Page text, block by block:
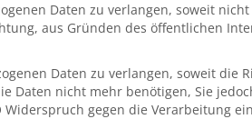
Daten zu verlangen, soweit
aus Gründen des öffentlichen
Daten zu verlangen, soweit
nicht mehr benötigen, Sie
gegen die Verarbeitung